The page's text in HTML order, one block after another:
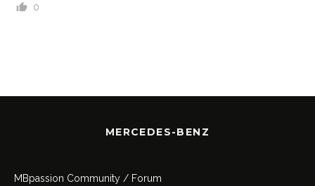
0
MERCEDES-BENZ
MBpassion Community / Forum